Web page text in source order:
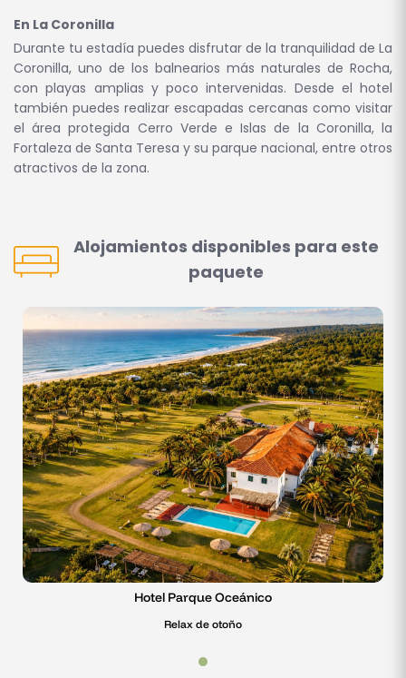
En La Coronilla
Durante tu estadía puedes disfrutar de la tranquilidad de La
Coronilla, uno de los balnearios más naturales de Rocha,
con playas amplias y poco intervenidas. Desde el hotel
también puedes realizar escapadas cercanas como visitar
el área protegida Cerro Verde e Islas de la Coronilla, la
Fortaleza de Santa Teresa y su parque nacional, entre otros
atractivos de la zona.
Alojamientos disponibles para este
paquete
Hotel Parque Oceánico
Relax de otoño